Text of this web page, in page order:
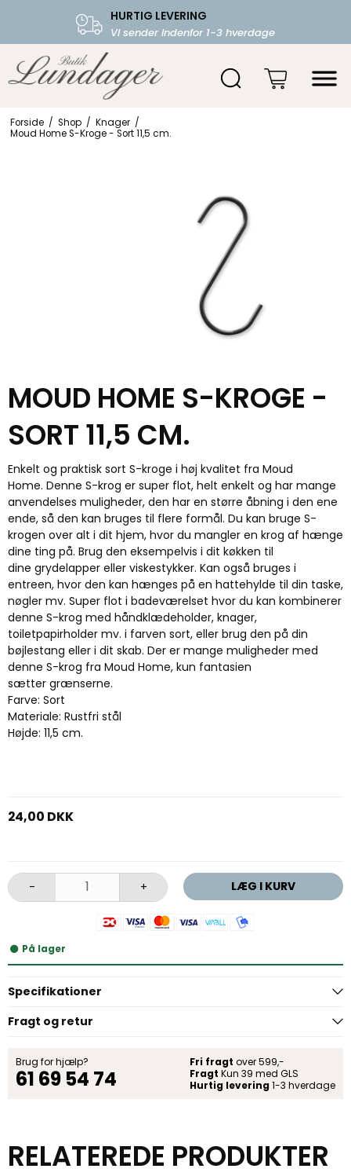
HURTIG LEVERING
Vi sender indenfor 1-3 hverdage
FRI FRAGT OVER 599.-
Starter fra 39,-
Forside / Shop / Knager /
Moud Home S-Kroge - Sort 11,5 cm.
MOUD HOME S-KROGE -
SORT 11,5 CM.
Enkelt og praktisk sort S-kroge i høj kvalitet fra Moud
Home. Denne S-krog er super flot, helt enkelt og har mange
anvendelses muligheder, den har en større åbning i den ene
ende, så den kan bruges til flere formål. Du kan bruge S-
krogen over alt i dit hjem, hvor du mangler en krog af hænge
dine ting på. Brug den eksempelvis i dit køkken til
dine grydelapper eller viskestykker. Kan også bruges i
entreen, hvor den kan hænges på en hattehylde til din taske,
nøgler mv. Super flot i badeværelset hvor du kan kombinerer
denne S-krog med håndklædeholder, knager,
toiletpapirholder mv. i farven sort, eller brug den på din
bøjlestang eller i dit skab. Der er mange muligheder med
denne S-krog fra Moud Home, kun fantasien
sætter grænserne.
Farve: Sort
Materiale: Rustfri stål
Højde: 11,5 cm.
24,00 DKK
- + LÆG I KURV
På lager
Specifikationer
Fragt og retur
Brug for hjælp?
61 69 54 74
Fri fragt over 599,-
Fragt Kun 39 med GLS
Hurtig levering 1-3 hverdage
RELATEREDE PRODUKTER